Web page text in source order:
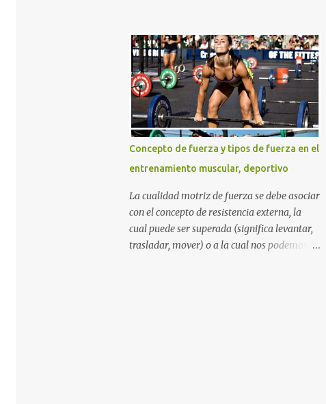
QUIERES GLÚTEOS MÁS GRANDES,
PIERNAS MÁS ESBELTAS Y UN ABDOMEN
FITNESS TONIFICADO. TABLA DE
CONTENIDO La mejor rutina...
muchas veces perjudicial lactosa). Otros
sitios web y aun nutricionistas recomiendan
las ensaladas de frutas acompañadas de un
zumo de naranja (mezcla nada agradable
para nuestro sistema digestivo), lo cual
además de ser una descarga alta de
azúcares también puede provocar molestias
gastrointestinales. Otras mezclas de
alimentos y bebidas que deberías evitar en
tu desayuno Otras personas inclusive
mezclan las dos cosas anteriores diciendo
que beber una taza con leche y agregarle
cereales (sin importar que tipo de cereal sea)
Concepto de fuerza y tipos de fuerza en el
entrenamiento muscular, deportivo
La cualidad motriz de fuerza se debe asociar
con el concepto de resistencia externa, la
cual puede ser superada (significa levantar,
trasladar, mover) o a la cual nos podemos